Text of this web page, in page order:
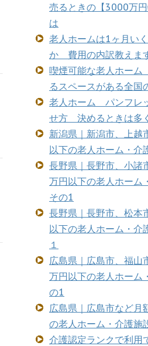
売るときの【3000万
は
老人ホームは1ヶ月い
か 費用の内訳教えま
喫煙可能な老人ホー
るスペースがある全国
老人ホーム パンフレ
せ方 決めるときは多
新潟県｜新潟市、上越
以下の老人ホーム・
長野県｜長野市、小諸
万円以下の老人ホー
その1
長野県｜長野市、松本
以下の老人ホーム・
１
広島県｜広島市、福山
万円以下の老人ホーム
の1
広島県｜広島市など月
の老人ホーム・介護
介護認定ランクで利用